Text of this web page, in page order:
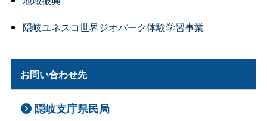
隠岐ユネスコ世界ジオパーク体験学習事業
お問い合わせ先
隠岐支庁県民局